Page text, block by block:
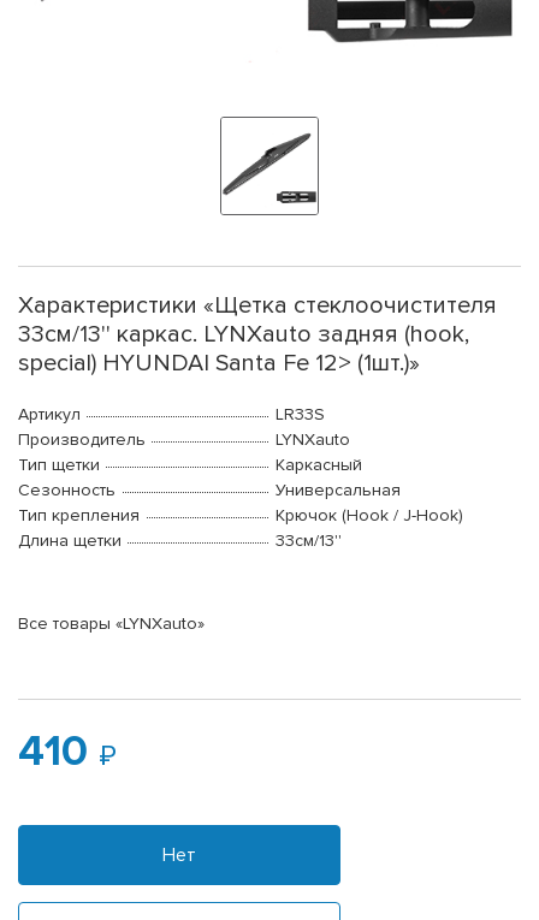
Характеристики «Щетка стеклоочистителя
33см/13'' каркас. LYNXauto задняя (hook,
special) HYUNDAI Santa Fe 12> (1шт.)»
Артикул
LR33S
Производитель
LYNXauto
Тип щетки
Каркасный
Сезонность
Универсальная
Тип крепления
Крючок (Hook / J-Hook)
Длина щетки
33см/13''
Все товары «LYNXauto»
410
Нет